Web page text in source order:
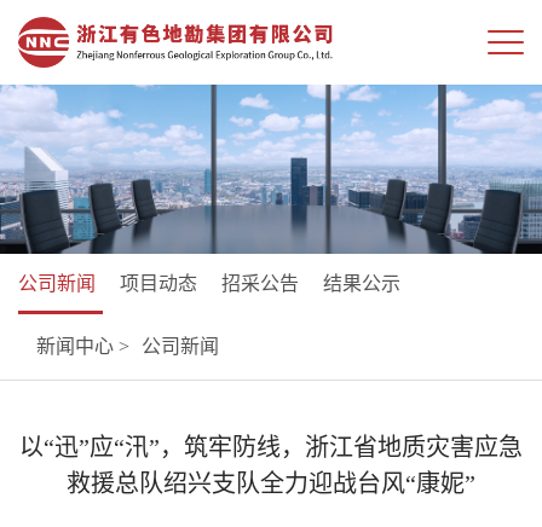
公司新闻 项目动态 招采公告 结果公示
新闻中心 > 公司新闻
以“迅”应“汛”，筑牢防线，浙江省地质灾害应急
救援总队绍兴支队全力迎战台风“康妮”